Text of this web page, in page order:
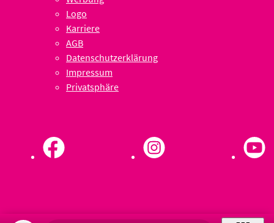
Logo
Karriere
AGB
Datenschutzerklärung
Impressum
Privatsphäre